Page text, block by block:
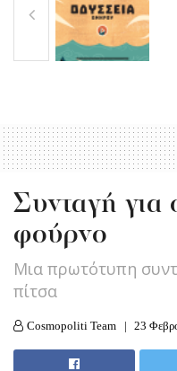
Συνταγή για
φούρνο
Μια πρωτότυπη
πίτσα
Cosmopoliti Team 23